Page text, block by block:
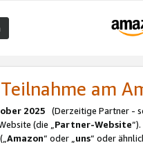
am
2025 (Derzeitige Partner -
(die „Partner-Website
Amazon“ oder „uns“ oder